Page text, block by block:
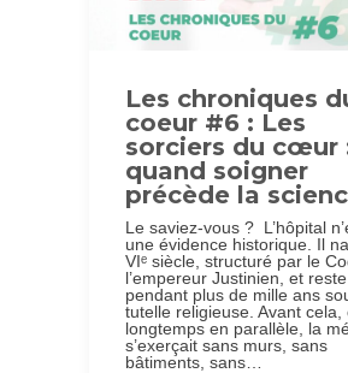
Les chroniques
coeur #6 : Les
sorciers du cœur
quand soigner
précède la
Le saviez-vous ? L’hôpital
une évidence historique. Il
VIᵉ siècle, structuré par le
l’empereur Justinien, et reste
pendant plus de mille ans
tutelle religieuse. Avant cela,
longtemps en parallèle, la
s’exerçait sans murs, sans
bâtiments, sans…